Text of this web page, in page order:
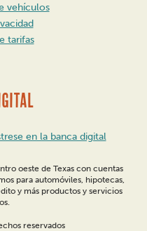
vehículos
tarifas
en la banca digital
oeste de Texas con cuentas
para automóviles, hipotecas,
y más productos y servicios
reservados